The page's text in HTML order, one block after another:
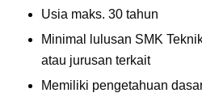
Usia maks. 30 tahun
Minimal lulusan SMK
atau jurusan terkait
Memiliki pengetahuan